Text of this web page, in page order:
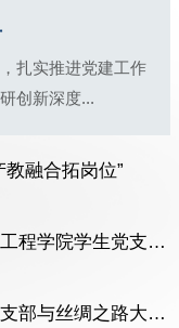
扎实推进党建工作
创新深度...
融合拓岗位”
副校长刘畅参加传媒工程学院学生党支部主题党日活动
传媒工程学院教工党支部与丝绸之路大数据有限公司党支部开展支部联建活动